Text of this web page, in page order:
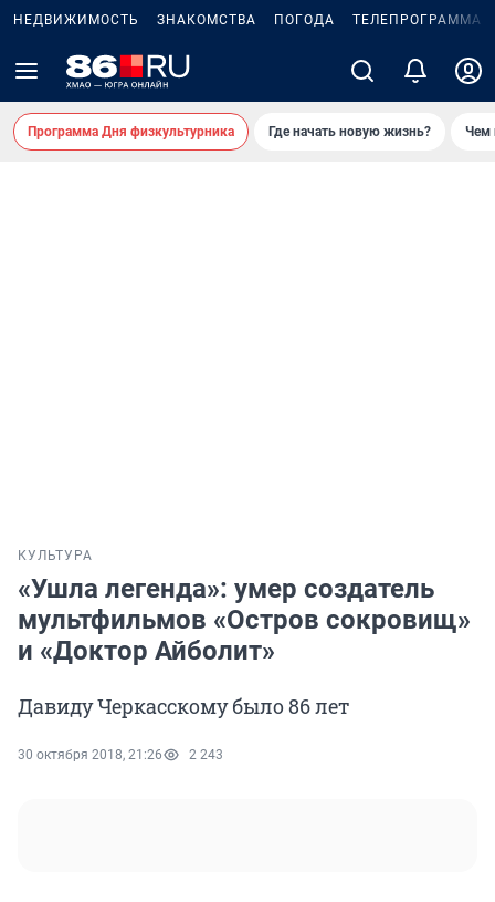
НЕДВИЖИМОСТЬ ЗНАКОМСТВА ПОГОДА ТЕЛЕПРОГРАММА
Программа Дня физкультурника Где начать новую жизнь? Чем
КУЛЬТУРА
«Ушла легенда»: умер создатель
мультфильмов «Остров сокровищ»
и «Доктор Айболит»
Давиду Черкасскому было 86 лет
30 октября 2018, 21:26 2 243